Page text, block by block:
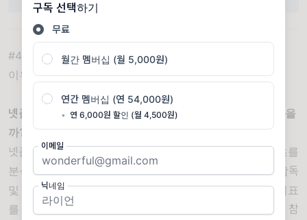
구독 선택하기
무료
월간 멤버십 (월 5,000원)
연간 멤버십 (연 54,000원)
• 연 6,000원 할인 (월 4,500원)
이메일
닉네임
#4. [특집] 넷플릭스가 다양성, 포용성에 베팅하는
이유 - 넷플릭스 포용성 보고서 리뷰
넷플릭스의 콘텐츠는 세계의 다양성을 제대로 대변하고 있을
까?
넷플릭스는 2021년2월,오리지널 영화 및 시리즈 콘텐츠를
분석한 다양성 보고서를 발간했다
,
감독
및 핵심 인력의 성별/인종/장애 등에 대한22개 포용성 지표
를 검토했는데
타 플랫폼과 비교했을 때 여성 및 흑인의 참